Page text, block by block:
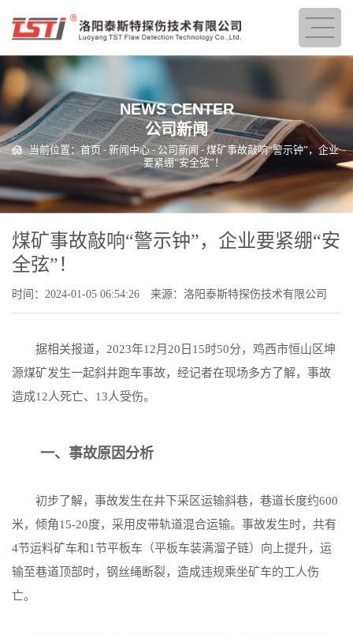
NEWS CENTER
公司新闻
当前位置：首页 -新闻中心- 公司新闻- 煤矿事故敲响“警示钟”，企业
要紧绷“安全弦”！
煤矿事故敲响“警示钟”，企业要紧绷“安
全弦”！
时间：2024-01-05 06:54:26 来源：洛阳泰斯特探伤技术有限公司
据相关报道，2023年12月20日15时50分，鸡西市恒山区坤
源煤矿发生一起斜井跑车事故，经记者在现场多方了解，事故
造成12人死亡、13人受伤。
一、事故原因分析
初步了解，事故发生在井下采区运输斜巷，巷道长度约600
米，倾角15-20度，采用皮带轨道混合运输。事故发生时，共有
4节运料矿车和1节平板车（平板车装满溜子链）向上提升，运
输至巷道顶部时，钢丝绳断裂，造成违规乘坐矿车的工人伤
亡。